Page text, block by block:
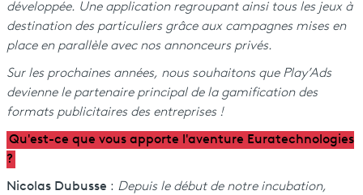
développée. Une application regroupant ainsi tous les jeux à
destination des particuliers grâce aux campagnes mises en
place en parallèle avec nos annonceurs privés.
Sur les prochaines années, nous souhaitons que Play’Ads
devienne le partenaire principal de la gamification des
formats publicitaires des entreprises !
Qu'est-ce que vous apporte l'aventure Euratechnologies
?
Nicolas Dubusse : Depuis le début de notre incubation,